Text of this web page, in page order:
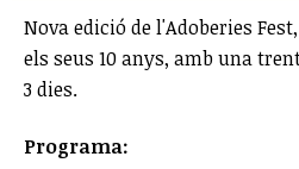
Nova edició de l'Adoberies
els seus 10 anys, amb una
3 dies.
Programa: